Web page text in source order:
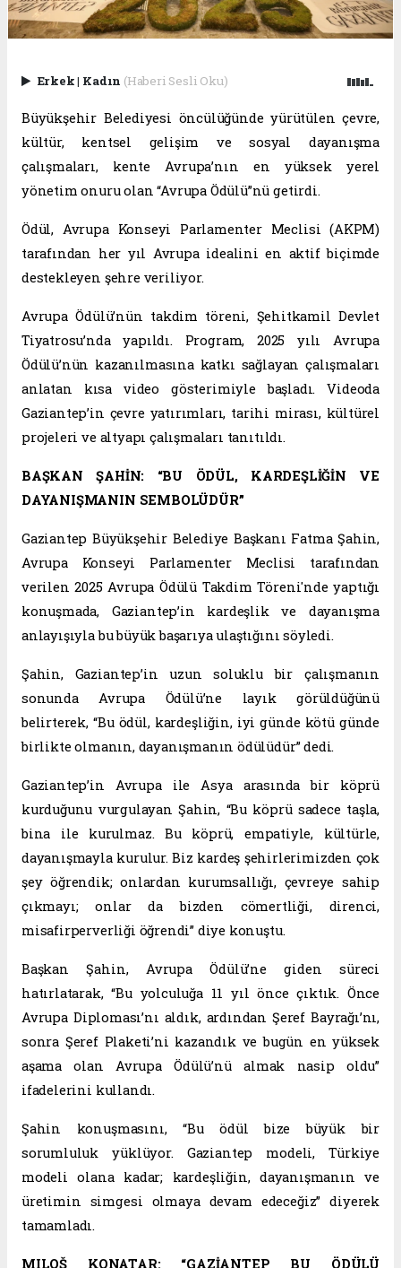
Erkek| Kadın (Haberi Sesli Oku)
Büyükşehir Belediyesi öncülüğünde yürütülen çevre,
kültür, kentsel gelişim ve sosyal dayanışma
çalışmaları, kente Avrupa’nın en yüksek yerel
yönetim onuru olan “Avrupa Ödülü”nü getirdi.
Ödül, Avrupa Konseyi Parlamenter Meclisi (AKPM)
tarafından her yıl Avrupa idealini en aktif biçimde
destekleyen şehre veriliyor.
Avrupa Ödülü’nün takdim töreni, Şehitkamil Devlet
Tiyatrosu’nda yapıldı. Program, 2025 yılı Avrupa
Ödülü’nün kazanılmasına katkı sağlayan çalışmaları
anlatan kısa video gösterimiyle başladı. Videoda
Gaziantep’in çevre yatırımları, tarihi mirası, kültürel
projeleri ve altyapı çalışmaları tanıtıldı.
BAŞKAN ŞAHİN: “BU ÖDÜL, KARDEŞLİĞİN VE
DAYANIŞMANIN SEMBOLÜDÜR”
Gaziantep Büyükşehir Belediye Başkanı Fatma Şahin,
Avrupa Konseyi Parlamenter Meclisi tarafından
verilen 2025 Avrupa Ödülü Takdim Töreni'nde yaptığı
konuşmada, Gaziantep’in kardeşlik ve dayanışma
anlayışıyla bu büyük başarıya ulaştığını söyledi.
Şahin, Gaziantep’in uzun soluklu bir çalışmanın
sonunda Avrupa Ödülü’ne layık görüldüğünü
belirterek, “Bu ödül, kardeşliğin, iyi günde kötü günde
birlikte olmanın, dayanışmanın ödülüdür” dedi.
Gaziantep’in Avrupa ile Asya arasında bir köprü
kurduğunu vurgulayan Şahin, “Bu köprü sadece taşla,
bina ile kurulmaz. Bu köprü, empatiyle, kültürle,
dayanışmayla kurulur. Biz kardeş şehirlerimizden çok
şey öğrendik; onlardan kurumsallığı, çevreye sahip
çıkmayı; onlar da bizden cömertliği, direnci,
misafirperverliği öğrendi” diye konuştu.
Başkan Şahin, Avrupa Ödülü’ne giden süreci
hatırlatarak, “Bu yolculuğa 11 yıl önce çıktık. Önce
Avrupa Diploması’nı aldık, ardından Şeref Bayrağı’nı,
sonra Şeref Plaketi’ni kazandık ve bugün en yüksek
aşama olan Avrupa Ödülü’nü almak nasip oldu”
ifadelerini kullandı.
Şahin konuşmasını, “Bu ödül bize büyük bir
sorumluluk yüklüyor. Gaziantep modeli, Türkiye
modeli olana kadar; kardeşliğin, dayanışmanın ve
üretimin simgesi olmaya devam edeceğiz” diyerek
tamamladı.
MILOŠ KONATAR: “GAZİANTEP BU ÖDÜLÜ